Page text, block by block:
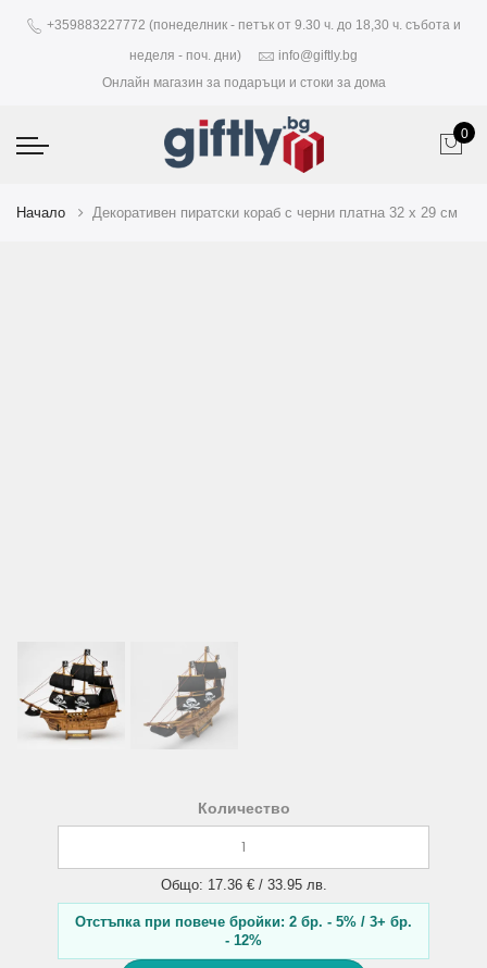
+359883227772 (понеделник - петък от 9.30 ч. до 18,30 ч. събота и
неделя - поч. дни)
info@giftly.bg
Онлайн магазин за подаръци и стоки за дома
0
Начало Декоративен пиратски кораб с черни платна 32 х 29 см
Количество
Общо: 17.36 € / 33.95 лв.
Отстъпка при повече бройки: 2 бр. - 5% / 3+ бр.
- 12%